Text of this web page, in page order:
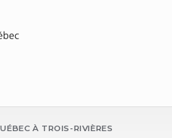
À TROIS-RIVIÈRES